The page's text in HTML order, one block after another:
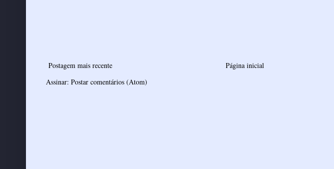
Postagem mais recente
Página inicial
Assinar: Postar comentários (Atom)